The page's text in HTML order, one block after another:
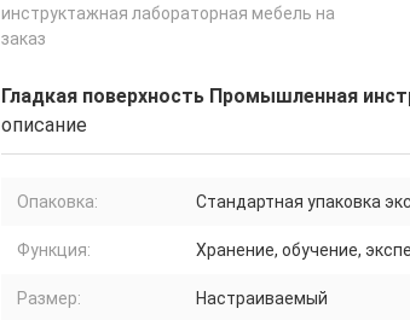
инструктажная лабораторная мебель на
заказ
Гладкая поверхность Промышленная
описание
Опаковка: Стандартная упаковка
Функция: Хранение, обучение,
Размер: Настраиваемый